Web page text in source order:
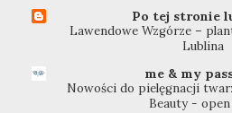
Po tej stronie
Lawendowe Wzgórze –
Lublina
me & my
Nowości do pielęgnacji
Beauty - open